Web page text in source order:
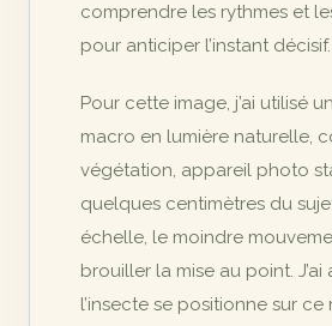
comprendre les rythmes et
pour anticiper l’instant décisif.
Pour cette image, j’ai utilisé
macro en lumière naturelle,
végétation, appareil photo
quelques centimètres du
échelle, le moindre
brouiller la mise au point.
l’insecte se positionne sur